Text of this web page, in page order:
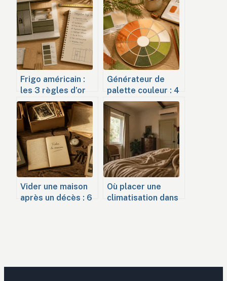
Frigo américain :
les 3 règles d’or
pour une
intégration
millimétrée dans
votre cuisine
Générateur de
palette couleur : 4
règles d’harmonie
pour transformer
vos interfaces en
un clic
Vider une maison
après un décès : 6
Où placer une
climatisation dans